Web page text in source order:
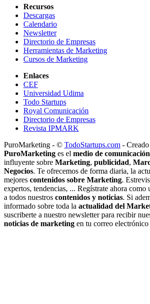
Recursos
Descargas
Calendario
Newsletter
Directorio de Empresas
Herramientas de Marketing
Cursos de Marketing
Enlaces
CEF
Universidad Udima
Todo Startups
Royal Comunicación
Directorio de Empresas
Revista IPMARK
PuroMarketing - © TodoStartups.com -
PuroMarketing es el medio de
influyente sobre Marketing, publicidad,
Negocios. Te ofrecemos de forma diaria, la
mejores contenidos sobre Marketing.
expertos, tendencias, ... Regístrate ahora como
a todos nuestros contenidos y noticias. Si
informado sobre toda la actualidad del
suscriberte a nuestro newsletter para recibir
noticias de marketing en tu correo electrónico